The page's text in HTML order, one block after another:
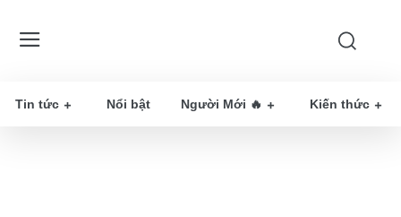
Tin tức Nổi bật Người Mới 🔥 Kiến thức